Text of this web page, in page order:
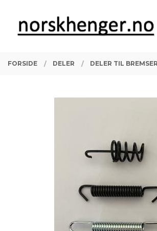
innholdet
PRODUKTER
FORSIDE DELER DELER TIL BREMSER